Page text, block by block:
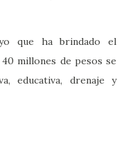
que ha brindado el
millones de pesos se
educativa, drenaje y